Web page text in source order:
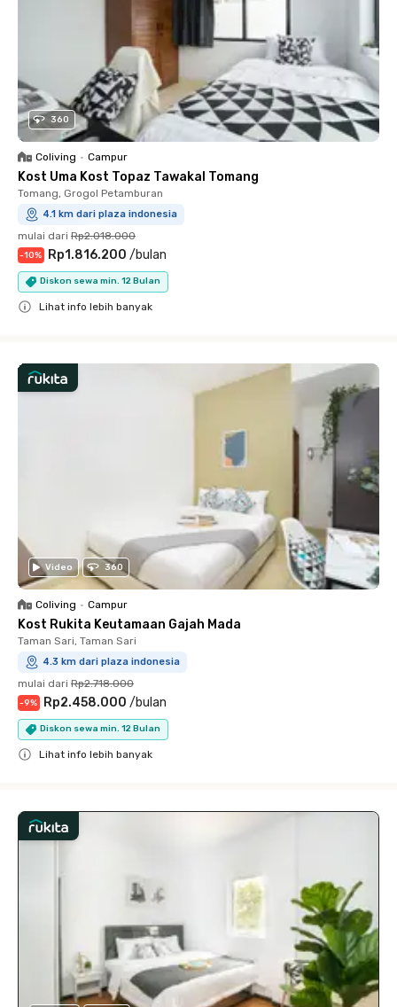
360
Coliving • Campur
Kost Uma Kost Topaz Tawakal Tomang
Tomang, Grogol Petamburan
4.1 km dari plaza indonesia
mulai dari Rp2.018.000
-10% Rp1.816.200 /bulan
Diskon sewa min. 12 Bulan
Lihat info lebih banyak
Video 360
Coliving • Campur
Kost Rukita Keutamaan Gajah Mada
Taman Sari, Taman Sari
4.3 km dari plaza indonesia
mulai dari Rp2.718.000
-9% Rp2.458.000 /bulan
Diskon sewa min. 12 Bulan
Lihat info lebih banyak